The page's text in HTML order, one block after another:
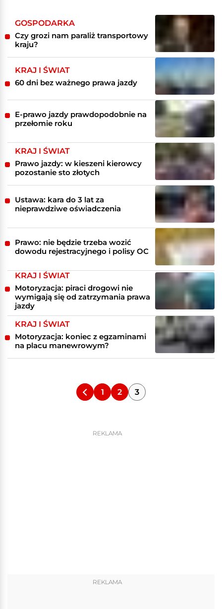
GOSPODARKA
Czy grozi nam paraliż transportowy
kraju?
KRAJ I ŚWIAT
60 dni bez ważnego prawa jazdy
E-prawo jazdy prawdopodobnie na
przełomie roku
KRAJ I ŚWIAT
Prawo jazdy: w kieszeni kierowcy
pozostanie sto złotych
Ustawa: kara do 3 lat za
nieprawdziwe oświadczenia
Prawo: nie będzie trzeba wozić
dowodu rejestracyjnego i polisy OC
KRAJ I ŚWIAT
Motoryzacja: piraci drogowi nie
wymigają się od zatrzymania prawa
jazdy
KRAJ I ŚWIAT
Motoryzacja: koniec z egzaminami
na placu manewrowym?
1 2 3
REKLAMA
REKLAMA